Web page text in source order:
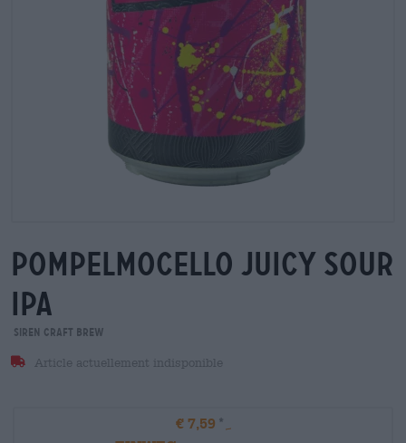
pompelmocello juicy sour
ipa
Siren Craft Brew
Article actuellement indisponible
€ 7,59